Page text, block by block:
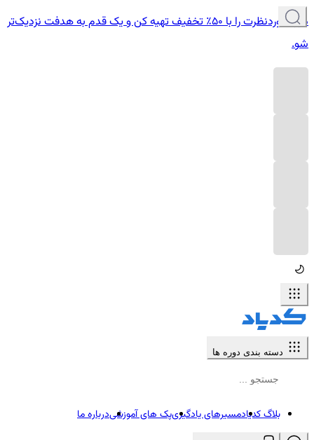
دوره موردنظرت را با ۵۰٪ تخفیف تهیه کن و یک قدم به هدفت نزدیک‌تر
شو.
دسته بندی دوره ها
بلاگ کدیادمسیرهای یادگیریپک های آموزشیدرباره ما